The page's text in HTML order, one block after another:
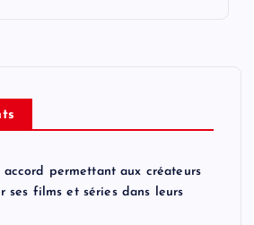
accord permettant aux créateurs
ses films et séries dans leurs